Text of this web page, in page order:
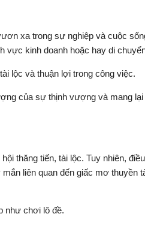
xa trong sự nghiệp và cuộc
vực kinh doanh hoặc hay di
lộc và thuận lợi trong công việc.
của sự thịnh vượng và mang lại
thăng tiến, tài lộc. Tuy nhiên,
liên quan đến giấc mơ thuyền
như chơi lô đề.